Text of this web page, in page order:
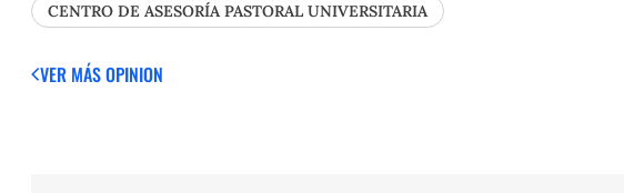
CENTRO DE ASESORÍA PASTORAL UNIVERSITARIA
VER MÁS OPINION